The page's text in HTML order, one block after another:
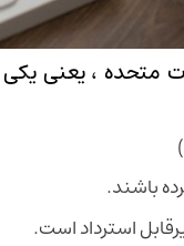
متحده ، یعنی
استرداد است.